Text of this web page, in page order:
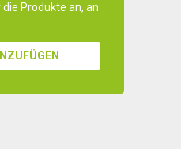
Produkte an, an